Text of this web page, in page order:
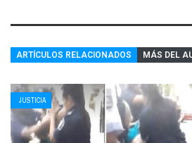
ARTÍCULOS RELACIONADOS MÁS DEL
JUSTICIA